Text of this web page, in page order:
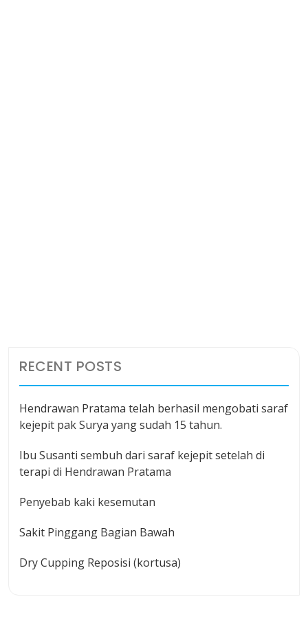
RECENT POSTS
Hendrawan Pratama telah berhasil mengobati saraf
kejepit pak Surya yang sudah 15 tahun.
Ibu Susanti sembuh dari saraf kejepit setelah di
terapi di Hendrawan Pratama
Penyebab kaki kesemutan
Sakit Pinggang Bagian Bawah
Dry Cupping Reposisi (kortusa)